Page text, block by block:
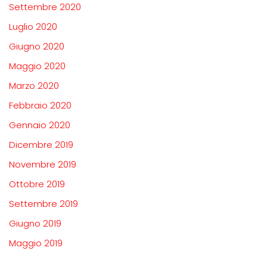
Settembre 2020
Luglio 2020
Giugno 2020
Maggio 2020
Marzo 2020
Febbraio 2020
Gennaio 2020
Dicembre 2019
Novembre 2019
Ottobre 2019
Settembre 2019
Giugno 2019
Maggio 2019